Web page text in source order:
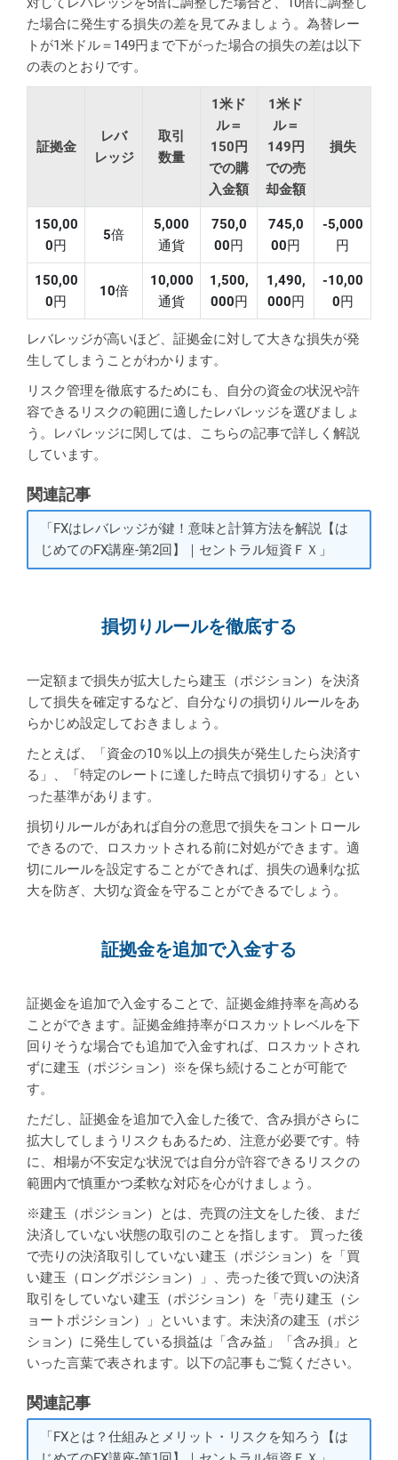
た場合に発生する損失の差を見てみましょう。為替レー
トが1米ドル＝149円まで下がった場合の損失の差は以下
の表のとおりです。
証拠金
レバ
レッジ
取引
数量
1米ド
ル＝
150円
での購
入金額
1米ド
ル＝
149円
での売
却金額
損失
150,00
0円
5倍
5,000
通貨
750,0
00円
745,0
00円
-5,000
円
150,00
0円
10倍
10,000
通貨
1,500,
000円
1,490,
000円
-10,00
0円
レバレッジが高いほど、証拠金に対して大きな損失が発
生してしまうことがわかります。
リスク管理を徹底するためにも、自分の資金の状況や許
容できるリスクの範囲に適したレバレッジを選びましょ
う。レバレッジに関しては、こちらの記事で詳しく解説
しています。
関連記事
「FXはレバレッジが鍵！意味と計算方法を解説【は
じめてのFX講座-第2回】｜セントラル短資ＦＸ」
損切りルールを徹底する
一定額まで損失が拡大したら建玉（ポジション）を決済
して損失を確定するなど、自分なりの損切りルールをあ
らかじめ設定しておきましょう。
たとえば、「資金の10％以上の損失が発生したら決済す
る」、「特定のレートに達した時点で損切りする」とい
った基準があります。
損切りルールがあれば自分の意思で損失をコントロール
できるので、ロスカットされる前に対処ができます。適
切にルールを設定することができれば、損失の過剰な拡
大を防ぎ、大切な資金を守ることができるでしょう。
証拠金を追加で入金する
証拠金を追加で入金することで、証拠金維持率を高める
ことができます。証拠金維持率がロスカットレベルを下
回りそうな場合でも追加で入金すれば、ロスカットされ
ずに建玉（ポジション）
※ を保ち続けることが可能で
す。
ただし、証拠金を追加で入金した後で、含み損がさらに
拡大してしまうリスクもあるため、注意が必要です。特
に、相場が不安定な状況では自分が許容できるリスクの
範囲内で慎重かつ柔軟な対応を心がけましょう。
※建玉（ポジション）とは、売買の注文をした後、まだ
決済していない状態の取引のことを指します。 買った後
で売りの決済取引していない建玉（ポジション）を「買
い建玉（ロングポジション）」、売った後で買いの決済
取引をしていない建玉（ポジション）を「売り建玉（シ
ョートポジション）」といいます。未決済の建玉（ポジ
ション）に発生している損益は「含み益」「含み損」と
いった言葉で表されます。以下の記事もご覧ください。
関連記事
「FXとは？仕組みとメリット・リスクを知ろう【は